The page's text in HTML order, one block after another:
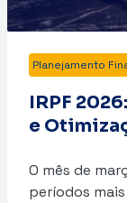
Planejamento
IRPF
e
O mês de
períodos